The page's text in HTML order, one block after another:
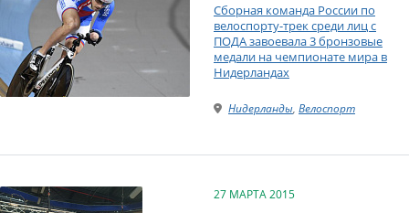
Сборная команда России по
велоспорту-трек среди лиц с
ПОДА завоевала 3 бронзовые
медали на чемпионате мира в
Нидерландах
Нидерланды, Велоспорт
27 МАРТА 2015